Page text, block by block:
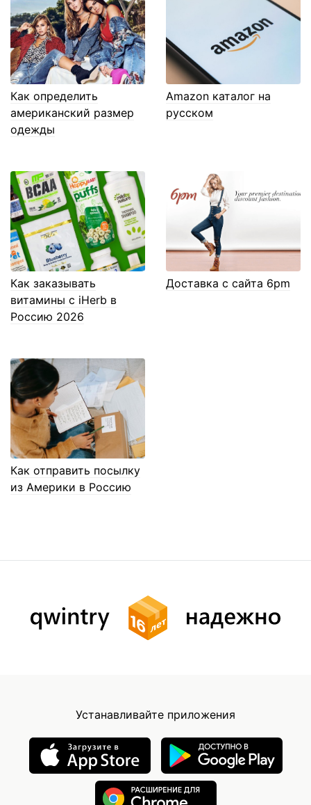
Как определить
американский размер
одежды
Amazon каталог на
русском
Как заказывать
витамины с iHerb в
Россию 2026
Доставка с сайта 6pm
Как отправить посылку
из Америки в Россию
Устанавливайте приложения